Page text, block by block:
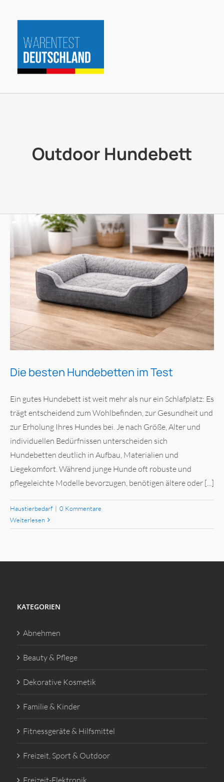
Inhalt
springen
Outdoor Hundebett
Die besten Hundebetten im Test
Ein gutes Hundebett ist weit mehr als nur ein Schlafplatz: Es
trägt entscheidend zum Wohlbefinden, zur Gesundheit und
zur Erholung Ihres Hundes bei. Je nach Größe, Alter und
individuellen Bedürfnissen unterscheiden sich
Hundebetten deutlich in Aufbau, Materialien und
Liegekomfort. Während junge Hunde oft robuste und
pflegeleichte Modelle bevorzugen, benötigen ältere oder [...]
Haustierbedarf | 0 Kommentare
Weiterlesen
KATEGORIEN
Abnehmen
Beauty & Pflege
Dekorative Kosmetik
Familie & Kinder
Fitnessgeräte & Hilfsmittel
Freizeit, Sport & Outdoor